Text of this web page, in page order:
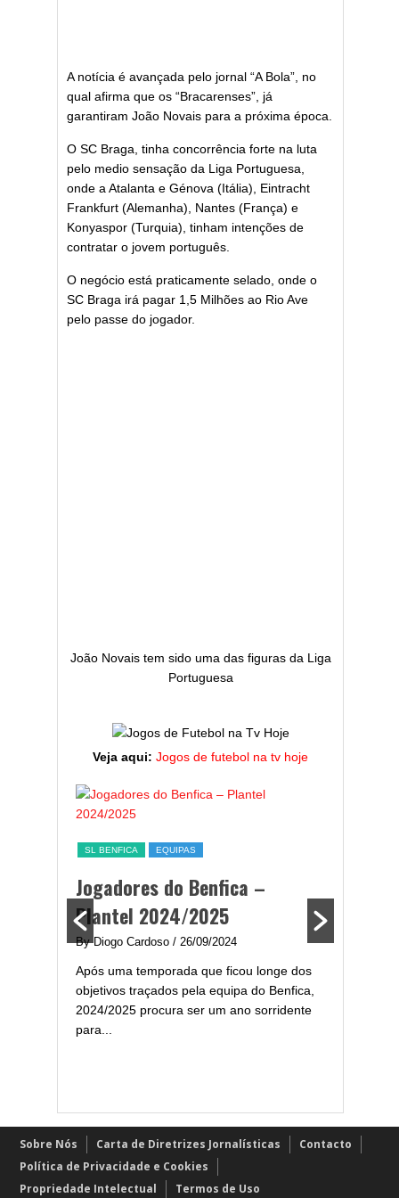
A notícia é avançada pelo jornal “A Bola”, no
qual afirma que os “Bracarenses”, já
garantiram João Novais para a próxima época.
O SC Braga, tinha concorrência forte na luta
pelo medio sensação da Liga Portuguesa,
onde a Atalanta e Génova (Itália), Eintracht
Frankfurt (Alemanha), Nantes (França) e
Konyaspor (Turquia), tinham intenções de
contratar o jovem português.
O negócio está praticamente selado, onde o
SC Braga irá pagar 1,5 Milhões ao Rio Ave
pelo passe do jogador.
João Novais tem sido uma das figuras da Liga
Portuguesa
Veja aqui: Jogos de futebol na tv hoje
SL BENFICA EQUIPAS
Jogadores do Benfica –
Plantel 2024/2025
By Diogo Cardoso / 26/09/2024
Após uma temporada que ficou longe dos
objetivos traçados pela equipa do Benfica,
2024/2025 procura ser um ano sorridente
para...
Sobre Nós Carta de Diretrizes Jornalísticas
Contacto
Política de Privacidade e Cookies
Propriedade Intelectual
Termos de Uso